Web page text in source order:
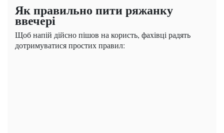
Як правильно пити ряжанку
ввечері
Щоб напій дійсно пішов на користь, фахівці радять
дотримуватися простих правил: